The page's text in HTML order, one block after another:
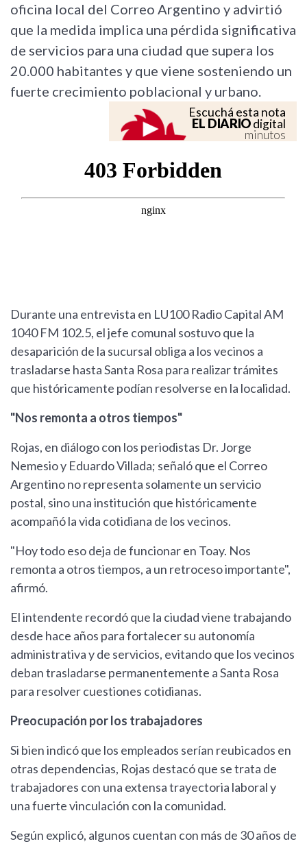
oficina local del Correo Argentino y advirtió
que la medida implica una pérdida significativa
de servicios para una ciudad que supera los
20.000 habitantes y que viene sosteniendo un
fuerte crecimiento poblacional y urbano.
Escuchá esta nota
EL DIARIOdigital
minutos
Durante una entrevista en LU100 Radio Capital AM
1040 FM 102.5, el jefe comunal sostuvo que la
desaparición de la sucursal obliga a los vecinos a
trasladarse hasta Santa Rosa para realizar trámites
que históricamente podían resolverse en la localidad.
"Nos remonta a otros tiempos"
Rojas, en diálogo con los periodistas Dr. Jorge
Nemesio y Eduardo Villada; señaló que el Correo
Argentino no representa solamente un servicio
postal, sino una institución que históricamente
acompañó la vida cotidiana de los vecinos.
"Hoy todo eso deja de funcionar en Toay. Nos
remonta a otros tiempos, a un retroceso importante",
afirmó.
El intendente recordó que la ciudad viene trabajando
desde hace años para fortalecer su autonomía
administrativa y de servicios, evitando que los vecinos
deban trasladarse permanentemente a Santa Rosa
para resolver cuestiones cotidianas.
Preocupación por los trabajadores
Si bien indicó que los empleados serían reubicados en
otras dependencias, Rojas destacó que se trata de
trabajadores con una extensa trayectoria laboral y
una fuerte vinculación con la comunidad.
Según explicó, algunos cuentan con más de 30 años de